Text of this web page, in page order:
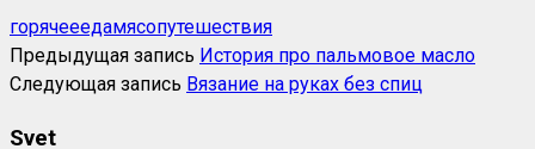
горячееедамясопутешествия
Предыдущая запись История про пальмовое масло
Следующая запись Вязание на руках без спиц
Svet